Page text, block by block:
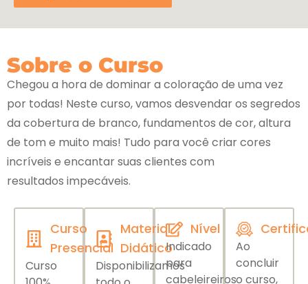
Sobre o Curso
Chegou a hora de dominar a coloração de uma vez
por todas! Neste curso, vamos desvendar os segredos
da cobertura de branco, fundamentos de cor, altura
de tom e muito mais! Tudo para você criar cores
incríveis e encantar suas clientes com
resultados impecáveis.
Curso
Presencial
Curso
Material
Didático
Disponibilizamos
Nível
Indicado
para
cabeleireiros
Ao
concluir
o curso,